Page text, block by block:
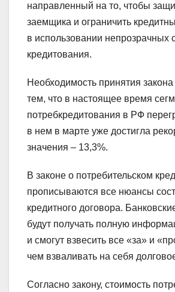
направленный на то, чтобы
заемщика и ограничить
в использовании непрозрачных
кредитования.
Необходимость принятия
тем, что в настоящее время
потребкредитования в РФ
в нем в марте уже достигла
значения – 13,3%.
В законе о потребительском
прописываются все нюансы
кредитного договора.
будут получать полную
и смогут взвесить все «за» и
чем взваливать на себя
Согласно закону, стоимость